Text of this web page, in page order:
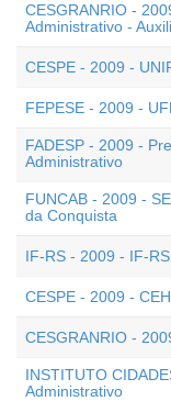
CESGRANRIO -
Administrativo -
CESPE - 2009 -
FEPESE - 2009 -
FADESP - 2009 -
Administrativo
FUNCAB - 2009 -
da Conquista
IF-RS - 2009 - IF-
CESPE - 2009 -
CESGRANRIO -
INSTITUTO
Administrativo